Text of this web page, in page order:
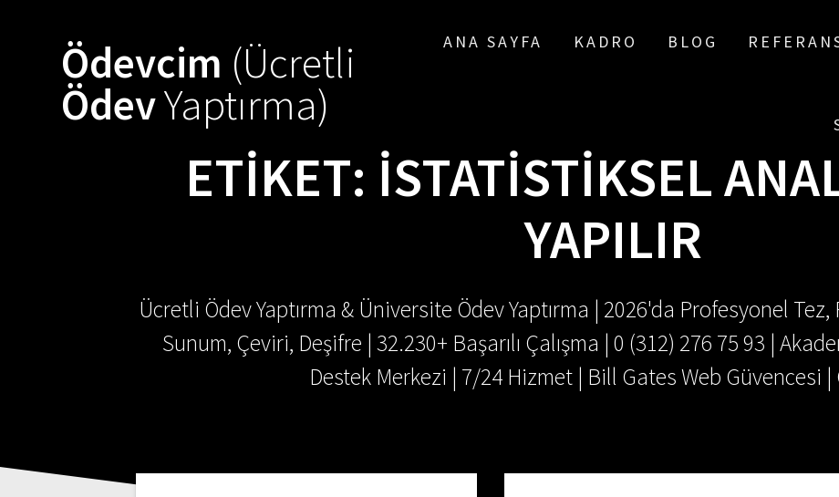
Ödevcim (Ücretli
ÖdevYaptırma)
ANA SAYFA KADRO BLOG
ETIKET: ISTATISTIKSEL
YAPILIR
Ücretli Ödev Yaptırma & Üniversite Ödev Yaptırma | 2026'da Profesyonel
Sunum, Çeviri, Deşifre | 32.230+ Başarılı Çalışma | 0 (312) 276 75 93 |
Destek Merkezi | 7/24 Hizmet | Bill Gates Web Güvencesi |